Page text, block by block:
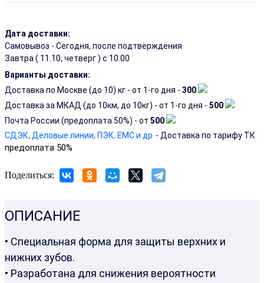
Дата доставки:
Самовывоз - Сегодня, после подтверждения
Завтра ( 11.10, четверг) с 10.00
Варианты доставки:
Доставка по Москве (до 10) кг - от 1-го дня - 300
Доставка за МКАД (до 10км, до 10кг) - от 1-го дня - 500
Почта России (предоплата 50%) - от 500
СДЭК, Деловые линии, ПЭК, EMC и др
предоплата 50%
- Доставка по тарифу ТК
Поделиться:
ОПИСАНИЕ
• Специальная форма для защиты верхних и
нижних зубов.
• Разработана для снижения вероятности